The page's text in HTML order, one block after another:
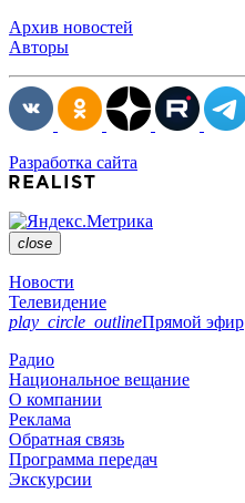
Архив новостей
Авторы
Разработка сайта
close
Новости
Телевидение
play_circle_outlineПрямой эфир
Радио
Национальное вещание
О компании
Реклама
Обратная связь
Программа передач
Экскурсии